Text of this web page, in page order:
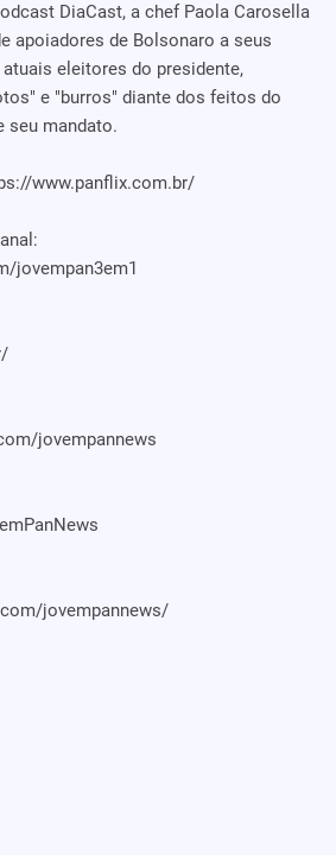
DiaCast, a chef Paola Carosella
apoiadores de Bolsonaro a seus
eleitores do presidente,
e "burros" diante dos feitos do
seu mandato.
www.panflix.com.br/
jovempan3em1
jovempannews
jovempannews/